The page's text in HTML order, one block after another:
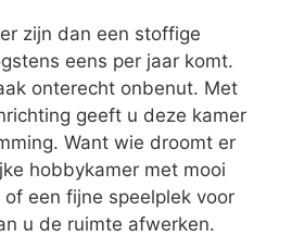
zijn dan een stoffige
eens per jaar komt.
onterecht onbenut. Met
geeft u deze kamer
Want wie droomt er
hobbykamer met mooi
een fijne speelplek voor
u de ruimte afwerken.